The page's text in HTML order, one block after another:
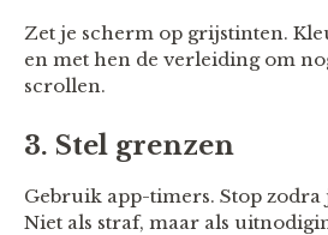
Zet je scherm op grijstinten.
en met hen de verleiding om
scrollen.
3. Stel grenzen
Gebruik app-timers. Stop
Niet als straf, maar als